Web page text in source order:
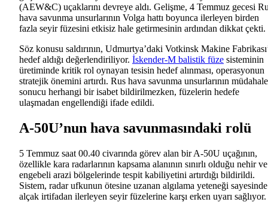
(AEW&C) uçaklarını devreye aldı. Gelişme, 4 Temmuz gecesi
hava savunma unsurlarının Volga hattı boyunca ilerleyen birden
fazla seyir füzesini etkisiz hale getirmesinin ardından dikkat çekti.
Söz konusu saldırının, Udmurtya’daki Votkinsk Makine
hedef aldığı değerlendiriliyor. İskender-M balistik füze sisteminin
üretiminde kritik rol oynayan tesisin hedef alınması, operasyonun
stratejik önemini artırdı. Rus hava savunma unsurlarının
sonucu herhangi bir isabet bildirilmezken, füzelerin hedefe
ulaşmadan engellendiği ifade edildi.
A-50U’nun hava savunmasındaki rolü
5 Temmuz saat 00.40 civarında görev alan bir A-50U uçağının,
özellikle kara radarlarının kapsama alanının sınırlı olduğu nehir ve
engebeli arazi bölgelerinde tespit kabiliyetini artırdığı bildirildi.
Sistem, radar ufkunun ötesine uzanan algılama yeteneği sayesinde
alçak irtifadan ilerleyen seyir füzelerine karşı erken uyarı sağlıyor.